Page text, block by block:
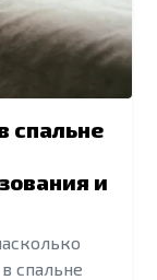
спальне
и
спальне